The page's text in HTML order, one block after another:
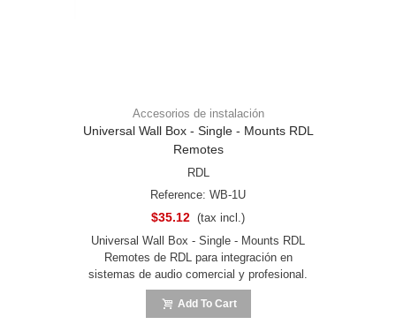
Accesorios de instalación
Universal Wall Box - Single - Mounts RDL
Remotes
RDL
Reference: WB-1U
$35.12 (tax incl.)
Universal Wall Box - Single - Mounts RDL
Remotes de RDL para integración en
sistemas de audio comercial y profesional.
Add To Cart